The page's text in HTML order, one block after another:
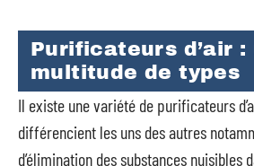
Purificateurs d’air :
multitude de types
Il existe une variété de purificateurs
différencient les uns des autres
d’élimination des substances nuisibles